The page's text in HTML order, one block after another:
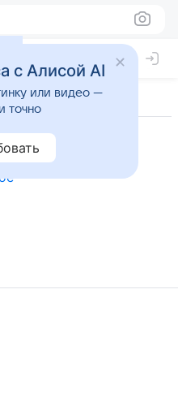
с Алисой AI
или видео —
точно